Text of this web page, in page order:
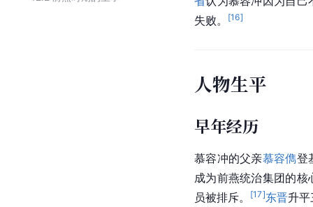
失败。
[16]
人物生平
早年经历
慕容冲的父亲慕容儁登
成为前燕统治集团的
员被排斥。
[17]东晋升平